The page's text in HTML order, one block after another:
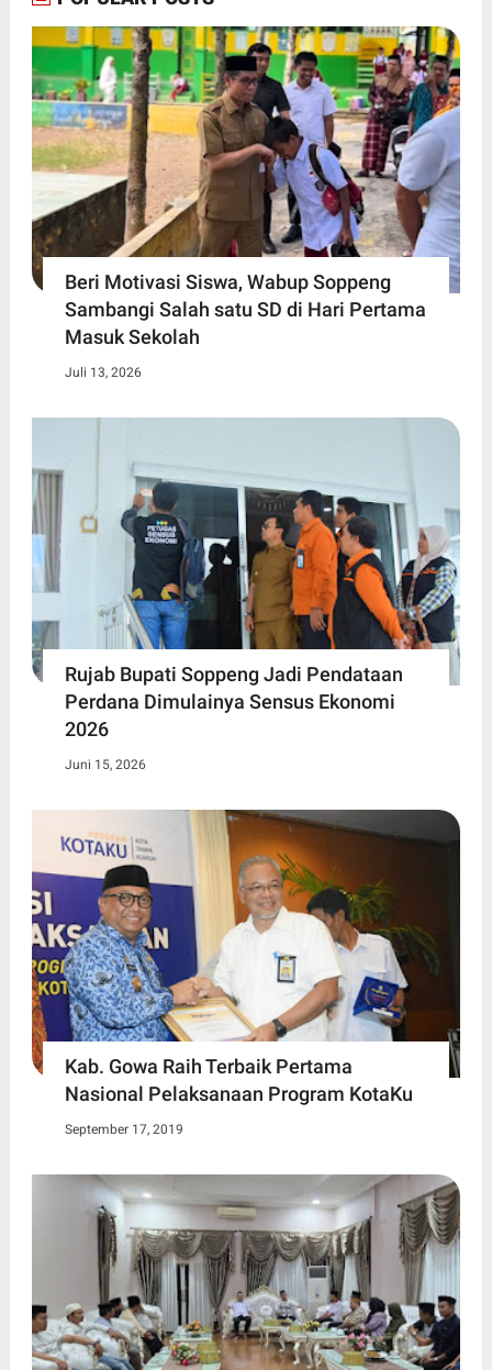
Beri Motivasi Siswa, Wabup Soppeng
Sambangi Salah satu SD di Hari Pertama
Masuk Sekolah
Juli 13, 2026
Rujab Bupati Soppeng Jadi Pendataan
Perdana Dimulainya Sensus Ekonomi
2026
Juni 15, 2026
Kab. Gowa Raih Terbaik Pertama
Nasional Pelaksanaan Program KotaKu
September 17, 2019